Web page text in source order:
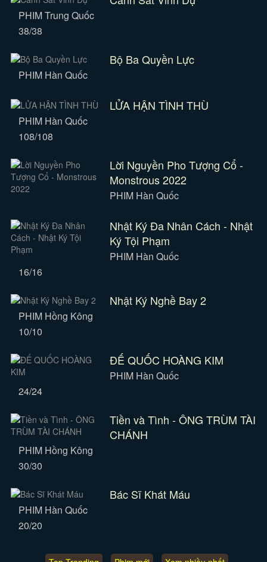
PHIM Trung Quốc
38/38
Bộ Ba Quyền Lực
PHIM Hàn Quốc
LỬA HẬN TÌNH THÙ
PHIM Hàn Quốc
108/108
Lời Nguyền Pho Tượng Cổ -
Monstrous 2022
PHIM Hàn Quốc
Nhật Ký Đa Nhân Cách - Nhật
Ký Tội Phạm
PHIM Hàn Quốc
16/16
Nhật Ký Nghề Bay 2
PHIM Hồng Kông
10/10
ĐẾ QUỐC HOÀNG KIM
PHIM Hàn Quốc
24/24
Tiền và Tình - ÔNG TRÙM TÀI
CHÁNH
PHIM Hồng Kông
30/30
Bác Sĩ Khát Máu
PHIM Hàn Quốc
20/20